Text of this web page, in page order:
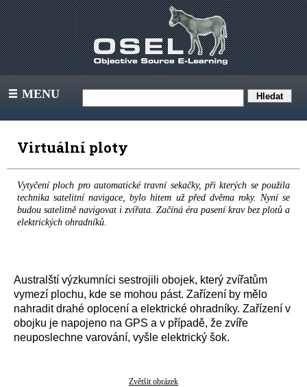
III MENU
Virtuální ploty
Vytyčení ploch pro automatické travní sekačky, při kterých se použila
technika satelitní navigace, bylo hitem už před dvěma roky. Nyní se
budou satelitně navigovat i zvířata. Začíná éra pasení krav bez plotů a
elektrických ohradníků.
Australští výzkumníci sestrojili obojek, který zvířatům
vymezí plochu, kde se mohou pást. Zařízení by mělo
nahradit drahé oplocení a elektrické ohradníky. Zařízení v
obojku je napojeno na GPS a v případě, že zvíře
neuposlechne varování, vyšle elektrický šok.
Zvětšit obrázek